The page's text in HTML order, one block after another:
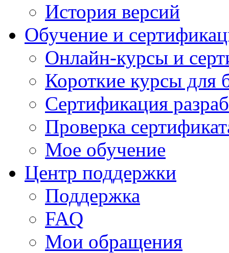
История версий
Обучение и
Онлайн-курсы и
Короткие курсы для
Сертификация
Проверка
Мое обучение
Центр поддержки
Поддержка
FAQ
Мои обращения